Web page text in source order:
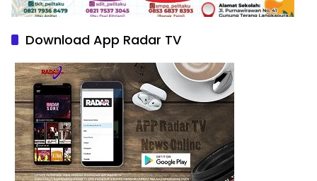
Download App Radar TV